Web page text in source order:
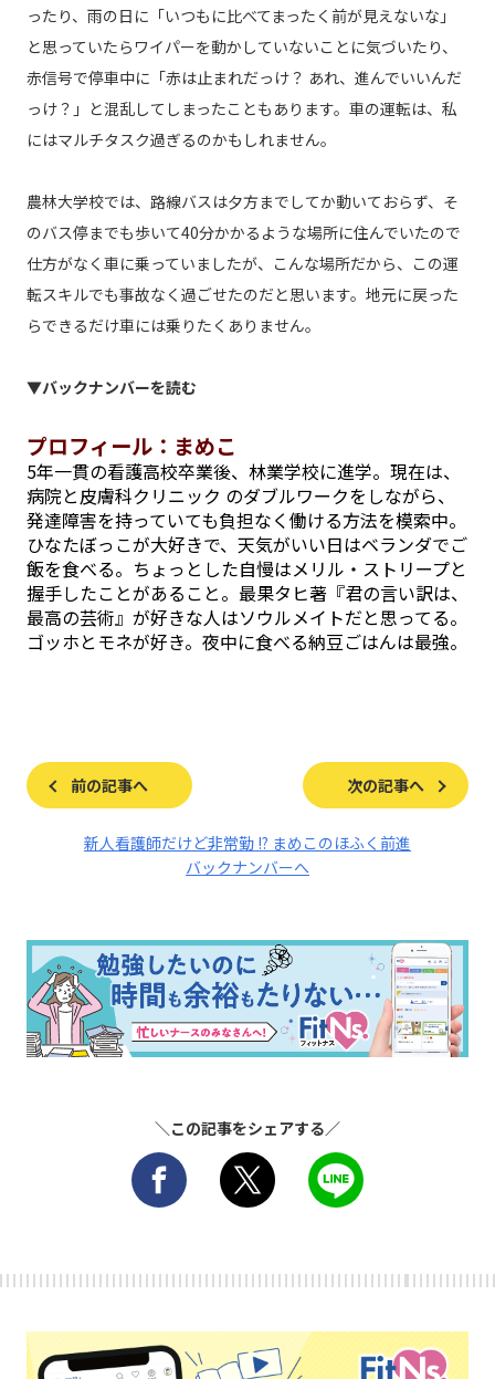
ったり、雨の日に「いつもに比べてまったく前が見えないな」
と思っていたらワイパーを動かしていないことに気づいたり、
赤信号で停車中に「赤は止まれだっけ？ あれ、進んでいいんだ
っけ？」と混乱してしまったこともあります。車の運転は、私
にはマルチタスク過ぎるのかもしれません。
農林大学校では、路線バスは夕方までしてか動いておらず、そ
のバス停までも歩いて40分かかるような場所に住んでいたので
仕方がなく車に乗っていましたが、こんな場所だから、この運
転スキルでも事故なく過ごせたのだと思います。地元に戻った
らできるだけ車には乗りたくありません。
▼バックナンバーを読む
プロフィール：まめこ
5年一貫の看護高校卒業後、林業学校に進学。現在は、
病院と皮膚科クリニック のダブルワークをしながら、
発達障害を持っていても負担なく働ける方法を模索中。
ひなたぼっこが大好きで、天気がいい日はベランダでご
飯を食べる。ちょっとした自慢はメリル・ストリープと
握手したことがあること。最果タヒ著『君の言い訳は、
最高の芸術』が好きな人はソウルメイトだと思ってる。
ゴッホとモネが好き。夜中に食べる納豆ごはんは最強。
前の記事へ 次の記事へ
新人看護師だけど非常勤 !? まめこのほふく前進
バックナンバーへ
＼この記事をシェアする／